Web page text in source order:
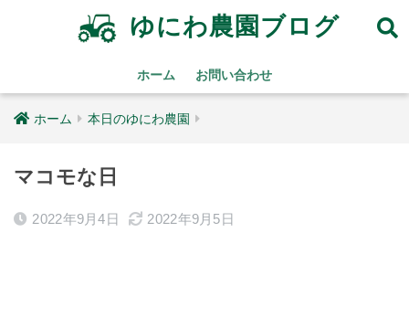
ゆにわ農園ブログ
ホーム お問い合わせ
ホーム 本日のゆにわ農園
マコモな日
2022年9月4日 2022年9月5日